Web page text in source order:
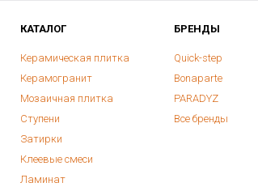
КАТАЛОГ
Керамическая плитка
Керамогранит
Мозаичная плитка
Ступени
Затирки
Клеевые смеси
Ламинат
БРЕНДЫ
Quick-step
Bonaparte
PARADYZ
Все бренды